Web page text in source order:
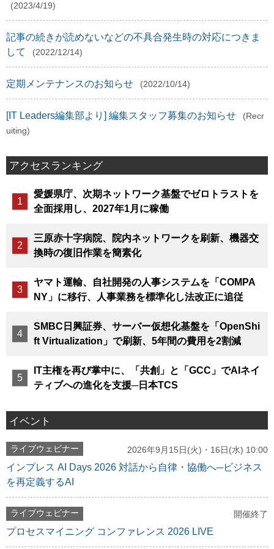
(2023/4/19)
記事の続きが読めないなどの不具合発生時の対応につきま
して
(2022/12/14)
定期メンテナンスのお知らせ (2022/10/14)
[IT Leaders編集部より] 編集スタッフ募集のお知らせ
(Recr
uiting)
アクセスランキング
愛媛県庁、次期ネットワーク基盤でゼロトラストを
全面採用し、2027年1月に稼働
三原赤十字病院、院内ネットワークを刷新、機器交
換時の復旧作業を簡素化
ヤマト運輸、自社開発の人事システムを「COMPA
NY」に移行、人事業務を標準化し法改正に追従
SMBC日興証券、サーバー仮想化基盤を「OpenShi
ft Virtualization」で刷新、5年間の費用を2割減
IT主権を再び掌中に、「共創」と「GCC」でAIネイ
ティブへの進化を支援─日本TCS
イベント
ライブウェビナー 2026年9月15日(火)・16日(水) 10:00
インプレス AI Days 2026 対話から自律・協働へ─ビジネス
を再定義するAI
ライブウェビナー 開催終了
プロセスマイニング コンファレンス 2026 LIVE